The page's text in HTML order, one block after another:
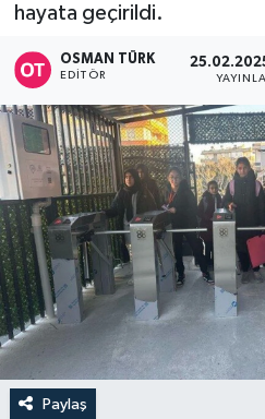
hayata geçirildi.
OSMAN TÜRK
EDITÖR
Paylaş